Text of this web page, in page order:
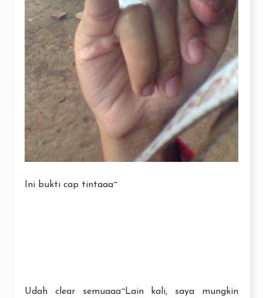
Ini bukti cap tintaaa~
Udah clear semuaaa~Lain kali, saya mungkin